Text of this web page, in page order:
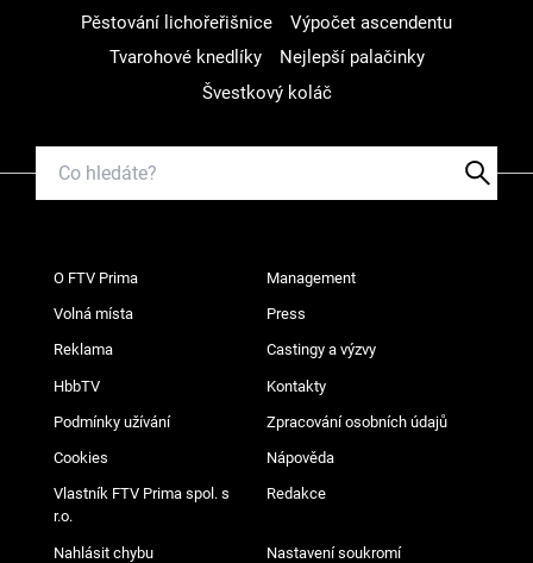
Pěstování lichořeřišnice
Výpočet ascendentu
Tvarohové knedlíky
Nejlepší palačinky
Švestkový koláč
O FTV Prima Management
Volná místa Press
Reklama Castingy a výzvy
HbbTV Kontakty
Podmínky užívání Zpracování osobních údajů
Cookies Nápověda
Vlastník FTV Prima spol. s
r.o.
Redakce
Nahlásit chybu Nastavení soukromí